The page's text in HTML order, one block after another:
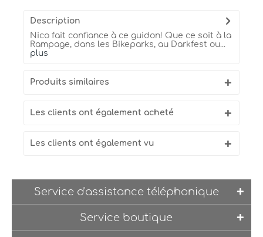
Description
Nico fait confiance à ce guidon! Que ce soit à la
Rampage, dans les Bikeparks, au Darkfest ou...
plus
Produits similaires
Les clients ont également acheté
Les clients ont également vu
Service d'assistance téléphonique
Service boutique